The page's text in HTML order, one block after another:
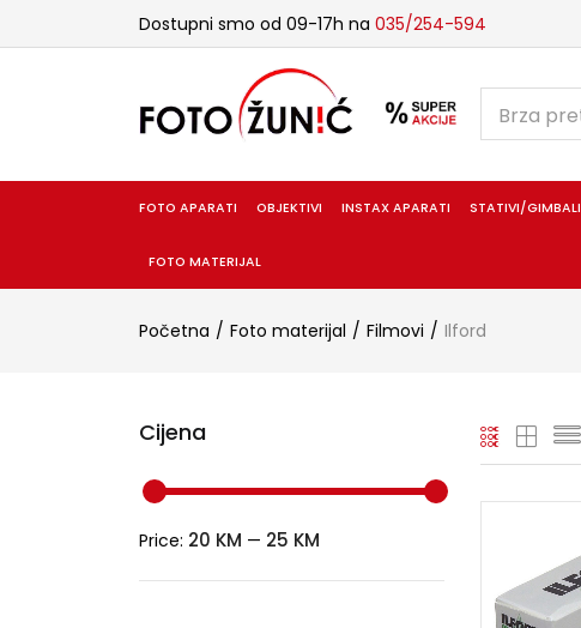
Dostupni smo od 09-17h na 035/254-594
FOTO APARATI OBJEKTIVI INSTAX APARATI STATIVI/GIMBALI
FOTO MATERIJAL
Početna Foto materijal Filmovi Ilford
Cijena
Price: 20 KM — 25 KM